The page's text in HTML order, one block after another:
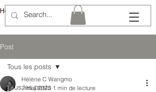
Hélène Lémery
Post
Tous les posts
Tous les posts
Hélène C Wangmo
2 mai 2023 1 min de lecture